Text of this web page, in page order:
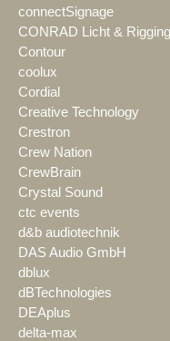
connectSignage
CONRAD Licht & Rigging
Contour
coolux
Cordial
Creative Technology
Crestron
Crew Nation
CrewBrain
Crystal Sound
ctc events
d&b audiotechnik
DAS Audio GmbH
dblux
dBTechnologies
DEAplus
delta-max